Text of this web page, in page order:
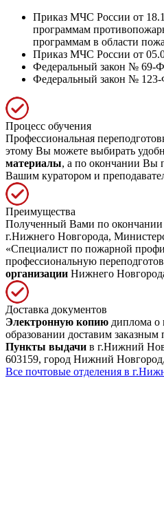
Приказ МЧС России от
программам
программам в области
Приказ МЧС России от
Федеральный закон № 69-
Федеральный закон № 123-
Процесс обучения
Профессиональная
этому Вы можете выбирать
материалы, а по окончании Вы
Вашим куратором и
Преимущества
Полученный Вами по окончании
г.Нижнего Новгорода,
«Специалист по пожарной
профессиональную
организации Нижнего
Доставка документов
Электронную копию диплома о
образовании доставим
Пункты выдачи в г.Нижний
603159, город Нижний
Все почтовые отделения в